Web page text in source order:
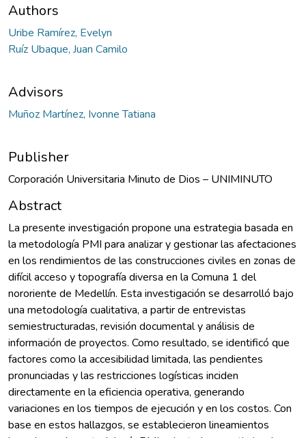
Authors
Uribe Ramírez, Evelyn
Ruíz Ubaque, Juan Camilo
Advisors
Muñoz Martínez, Ivonne Tatiana
Publisher
Corporación Universitaria Minuto de Dios – UNIMINUTO
Abstract
La presente investigación propone una estrategia basada en
la metodología PMI para analizar y gestionar las afectaciones
en los rendimientos de las construcciones civiles en zonas de
difícil acceso y topografía diversa en la Comuna 1 del
nororiente de Medellín. Esta investigación se desarrolló bajo
una metodología cualitativa, a partir de entrevistas
semiestructuradas, revisión documental y análisis de
información de proyectos. Como resultado, se identificó que
factores como la accesibilidad limitada, las pendientes
pronunciadas y las restricciones logísticas inciden
directamente en la eficiencia operativa, generando
variaciones en los tiempos de ejecución y en los costos. Con
base en estos hallazgos, se establecieron lineamientos